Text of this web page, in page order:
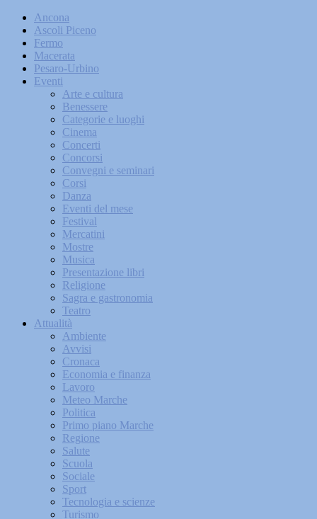
Ancona
Ascoli Piceno
Fermo
Macerata
Pesaro-Urbino
Eventi
Arte e cultura
Benessere
Categorie e luoghi
Cinema
Concerti
Concorsi
Convegni e seminari
Corsi
Danza
Eventi del mese
Festival
Mercatini
Mostre
Musica
Presentazione libri
Religione
Sagra e gastronomia
Teatro
Attualità
Ambiente
Avvisi
Cronaca
Economia e finanza
Lavoro
Meteo Marche
Politica
Primo piano Marche
Regione
Salute
Scuola
Sociale
Sport
Tecnologia e scienze
Turismo